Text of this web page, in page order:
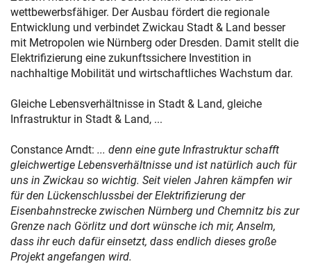
wettbewerbsfähiger. Der Ausbau fördert die regionale
Entwicklung und verbindet Zwickau Stadt & Land besser
mit Metropolen wie Nürnberg oder Dresden. Damit stellt die
Elektrifizierung eine zukunftssichere Investition in
nachhaltige Mobilität und wirtschaftliches Wachstum dar.
Gleiche Lebensverhältnisse in Stadt & Land, gleiche
Infrastruktur in Stadt & Land, ...
Constance Arndt: ... denn eine gute Infrastruktur schafft
gleichwertige Lebensverhältnisse und ist natürlich auch für
uns in Zwickau so wichtig. Seit vielen Jahren kämpfen wir
für den Lückenschlussbei der Elektrifizierung der
Eisenbahnstrecke zwischen Nürnberg und Chemnitz bis zur
Grenze nach Görlitz und dort wünsche ich mir, Anselm,
dass ihr euch dafür einsetzt, dass endlich dieses große
Projekt angefangen wird.